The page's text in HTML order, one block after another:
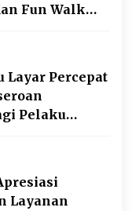
Fun Walk
Layar Percepat
Pelaku
Layanan